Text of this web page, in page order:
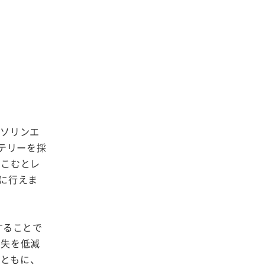
リンエ
リーを採
むとレ
行えま
ることで
を低減
もに、